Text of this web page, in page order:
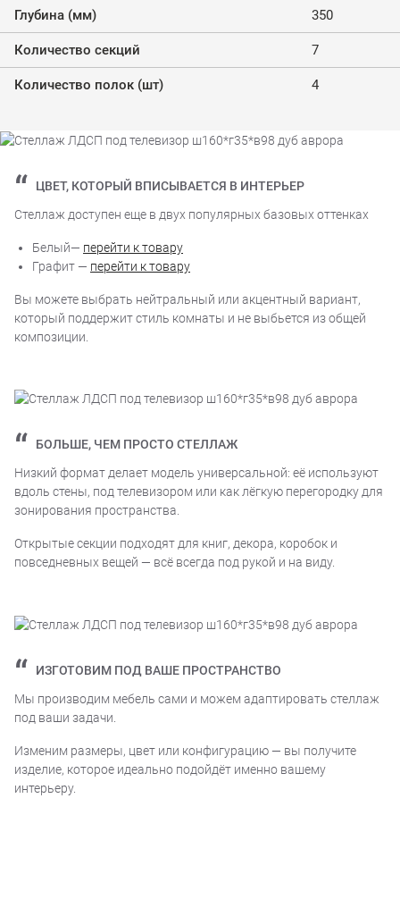
Глубина (мм) 350
Количество секций 7
Количество полок (шт) 4
ЦВЕТ, КОТОРЫЙ ВПИСЫВАЕТСЯ В ИНТЕРЬЕР
Стеллаж доступен еще в двух популярных базовых оттенках
Белый— перейти к товару
Графит — перейти к товару
Вы можете выбрать нейтральный или акцентный вариант,
который поддержит стиль комнаты и не выбьется из общей
композиции.
БОЛЬШЕ, ЧЕМ ПРОСТО СТЕЛЛАЖ
Низкий формат делает модель универсальной: её используют
вдоль стены, под телевизором или как лёгкую перегородку для
зонирования пространства.
Открытые секции подходят для книг, декора, коробок и
повседневных вещей — всё всегда под рукой и на виду.
ИЗГОТОВИМ ПОД ВАШЕ ПРОСТРАНСТВО
Мы производим мебель сами и можем адаптировать стеллаж
под ваши задачи.
Изменим размеры, цвет или конфигурацию — вы получите
изделие, которое идеально подойдёт именно вашему
интерьеру.